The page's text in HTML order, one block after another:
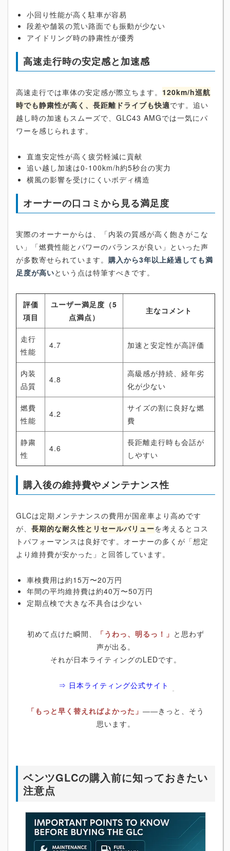
小回り性能が高く駐車が容易
段差や舗装の荒い路面でも振動が少ない
アイドリング時の静粛性が優秀
高速走行時の安定感と加速感
高速走行では車体の安定感が際立ちます。 120km/h巡航
時でも静粛性が高く、長距離ドライブも快適です。追い
越し時の加速もスムーズで、GLC43 AMGでは一気にパ
ワーを感じられます。
直進安定性が高く疲労軽減に貢献
追い越し加速は0-100km/h約5秒台の実力
横風の影響を受けにくいボディ構造
オーナーの口コミから見る満足度
実際のオーナーからは、「内装の質感が高く飽きがこな
い」「燃費性能とパワーのバランスが良い」といった声
が多数寄せられています。 購入から3年以上経過しても満
足度が高いという点は特筆すべきです。
評価
項目
ユーザー満足度（5
点満点）
主なコメント
走行
性能
4.7 加速と安定性が高評価
内装
品質
4.8
高級感が持続、経年劣
化が少ない
燃費
性能
4.2
サイズの割に良好な燃
費
静粛
性
4.6
長距離走行時も会話が
しやすい
購入後の維持費やメンテナンス性
GLCは定期メンテナンスの費用が国産車より高めです
が、 長期的な耐久性とリセールバリューを考えるとコス
トパフォーマンスは良好です。オーナーの多くが「想定
より維持費が安かった」と回答しています。
車検費用は約15万〜20万円
年間の平均維持費は約40万〜50万円
定期点検で大きな不具合は少ない
初めて点けた瞬間、 「うわっ、明るっ！」 と思わず
声が出る。
それが日本ライティングのLEDです。
⇒ 日本ライティング公式サイト
「もっと早く替えればよかった」 ――きっと、そう
思います。
ベンツGLCの購入前に知っておきたい
注意点